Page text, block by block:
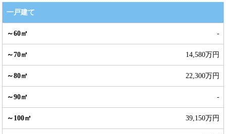
一戸建て
-
14,580万円
22,300万円
-
39,150万円